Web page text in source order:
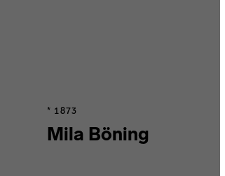
Mila Böning
* 1873